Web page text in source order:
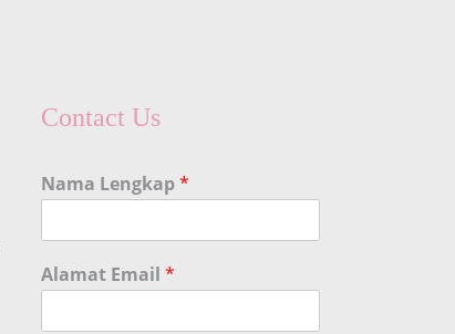
Contact Us
Nama Lengkap*
Alamat Email *